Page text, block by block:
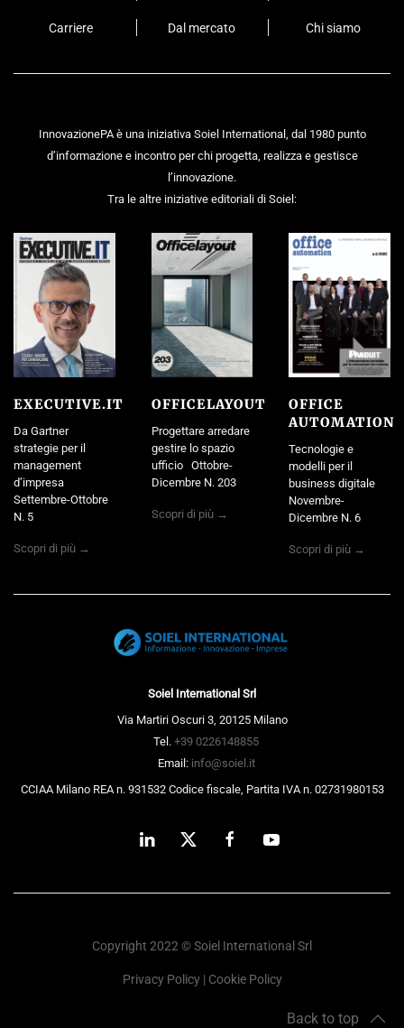
Carriere Dal mercato Chi siamo
InnovazionePA è una iniziativa Soiel International, dal 1980 punto
d’informazione e incontro per chi progetta, realizza e gestisce
l’innovazione.
Tra le altre iniziative editoriali di Soiel:
EXECUTIVE.IT
Da Gartner
strategie per il
management
d’impresa
Settembre-Ottobre
N. 5
Scopri di più →
OFFICELAYOUT
Progettare arredare
gestire lo spazio
ufficio Ottobre-
Dicembre N. 203
Scopri di più →
OFFICE
AUTOMATION
Tecnologie e
modelli per il
business digitale
Novembre-
Dicembre N. 6
Scopri di più →
Soiel International Srl
Via Martiri Oscuri 3, 20125 Milano
Tel. +39 0226148855
Email: info@soiel.it
CCIAA Milano REA n. 931532 Codice fiscale, Partita IVA n. 02731980153
Copyright 2022 © Soiel International Srl
Privacy Policy| Cookie Policy
Back to top